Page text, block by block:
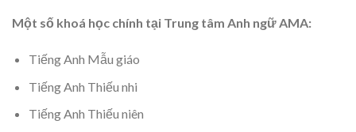
Một số khoá học chính tại Trung tâm Anh ngữ AMA:
Tiếng Anh Mẫu giáo
Tiếng Anh Thiếu nhi
Tiếng Anh Thiếu niên